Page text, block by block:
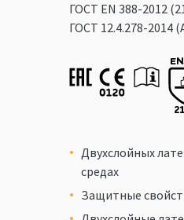
ГОСТ ЕN 388-2012
ГОСТ 12.4.278-2014
Двухслойных
средах
Защитные